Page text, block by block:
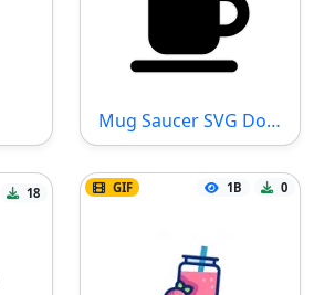
Mug Saucer SVG Dosyası
18 GIF 1B 0